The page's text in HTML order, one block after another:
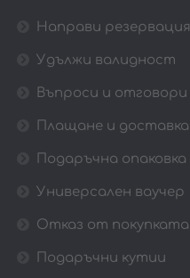
Направи резервация
Удължи валидност
Въпроси и отговори
Плащане и доставка
Подаръчна опаковка
Универсален ваучер
Отказ от покупката
Подаръчни кутии